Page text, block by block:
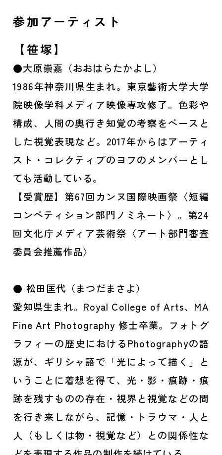
参加アーティスト
【笹塚】
●大原崇嘉（おおはらたかよし）
1986年神奈川県生まれ。東京藝術大学大学
院映像学科メディア映像専攻修了。色彩や
構成、人間の奥行き知覚の考察をベースと
した視覚表現など。2017年からはアーティ
スト・コレクティブのヨフのメンバーとし
ても活動している。
【受賞歴】第67回カンヌ国際映画祭〈短編
コンペティション部門ノミネート〉。第24
回文化庁メディア芸術祭〈アート部門審査
委員会推薦作品〉
● 松田匡代（まつだまさよ）
愛知県生まれ。Royal College of Arts、MA
Fine Art Photography 修士卒業。フォトグ
ラフィーの歴史におけるPhotographyの語
源が、ギリシャ語で「光によって描く」と
いうことに着想を得て、光・影・痕跡・痕
跡を残すものの存在・視界と視覚などの間
を行き来しながら、記憶・トラウマ・人と
人（もしくは物・視覚など）との関係性な